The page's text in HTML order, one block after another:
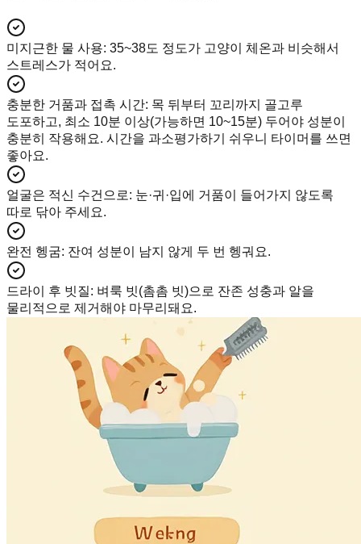
미지근한 물 사용: 35~38도 정도가 고양이 체온과 비슷해서
스트레스가 적어요.
충분한 거품과 접촉 시간: 목 뒤부터 꼬리까지 골고루
도포하고, 최소 10분 이상(가능하면 10~15분) 두어야 성분이
충분히 작용해요. 시간을 과소평가하기 쉬우니 타이머를 쓰면
좋아요.
얼굴은 적신 수건으로: 눈·귀·입에 거품이 들어가지 않도록
따로 닦아 주세요.
완전 헹굼: 잔여 성분이 남지 않게 두 번 헹궈요.
드라이 후 빗질: 벼룩 빗(촘촘 빗)으로 잔존 성충과 알을
물리적으로 제거해야 마무리돼요.